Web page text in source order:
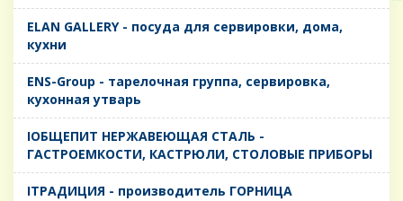
ELAN GALLERY - посуда для сервировки, дома,
кухни
ENS-Group - тарелочная группа, сервировка,
кухонная утварь
IОБЩЕПИТ НЕРЖАВЕЮЩАЯ СТАЛЬ -
ГАСТРОЕМКОСТИ, КАСТРЮЛИ, СТОЛОВЫЕ ПРИБОРЫ
IТРАДИЦИЯ - производитель ГОРНИЦА